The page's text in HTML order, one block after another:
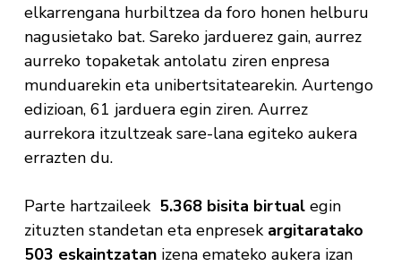
elkarrengana hurbiltzea da foro honen helburu
nagusietako bat. Sareko jarduerez gain, aurrez
aurreko topaketak antolatu ziren enpresa
munduarekin eta unibertsitatearekin. Aurtengo
edizioan, 61 jarduera egin ziren. Aurrez
aurrekora itzultzeak sare-lana egiteko aukera
errazten du.
Parte hartzaileek 5.368 bisita birtualegin
zituzten standetan eta enpresek argitaratako
503 eskaintzatan izena emateko aukera izan